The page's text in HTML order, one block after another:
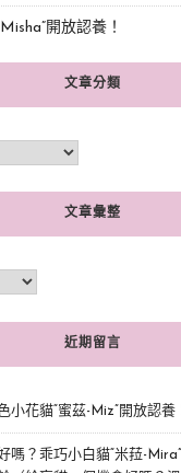
開放認養！
文章分類
文章彙整
近期留言
小花貓“蜜茲-Miz”開放認養
嗎？乖巧小白貓“米菈-